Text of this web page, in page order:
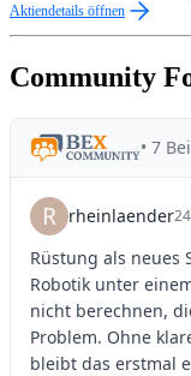
Aktiendetails öffnen
Community